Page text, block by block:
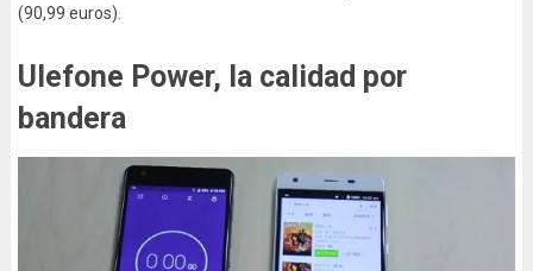
(90,99 euros).
Ulefone Power, la calidad por
bandera